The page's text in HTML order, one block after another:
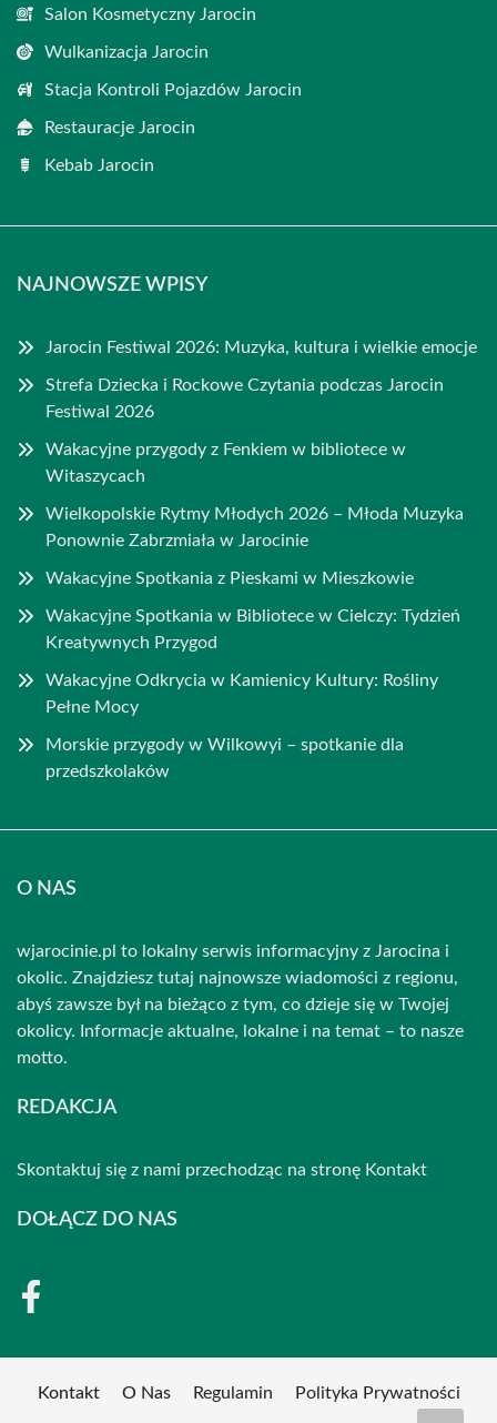
Salon Kosmetyczny Jarocin
Wulkanizacja Jarocin
Stacja Kontroli Pojazdów Jarocin
Restauracje Jarocin
Kebab Jarocin
NAJNOWSZE WPISY
Jarocin Festiwal 2026: Muzyka, kultura i wielkie emocje
Strefa Dziecka i Rockowe Czytania podczas Jarocin
Festiwal 2026
Wakacyjne przygody z Fenkiem w bibliotece w
Witaszycach
Wielkopolskie Rytmy Młodych 2026 – Młoda Muzyka
Ponownie Zabrzmiała w Jarocinie
Wakacyjne Spotkania z Pieskami w Mieszkowie
Wakacyjne Spotkania w Bibliotece w Cielczy: Tydzień
Kreatywnych Przygod
Wakacyjne Odkrycia w Kamienicy Kultury: Rośliny
Pełne Mocy
Morskie przygody w Wilkowyi – spotkanie dla
przedszkolaków
O NAS
wjarocinie.pl to lokalny serwis informacyjny z Jarocina i
okolic. Znajdziesz tutaj najnowsze wiadomości z regionu,
abyś zawsze był na bieżąco z tym, co dzieje się w Twojej
okolicy. Informacje aktualne, lokalne i na temat – to nasze
motto.
REDAKCJA
Skontaktuj się z nami przechodząc na stronę Kontakt
DOŁĄCZ DO NAS
Kontakt O Nas Regulamin Polityka Prywatności